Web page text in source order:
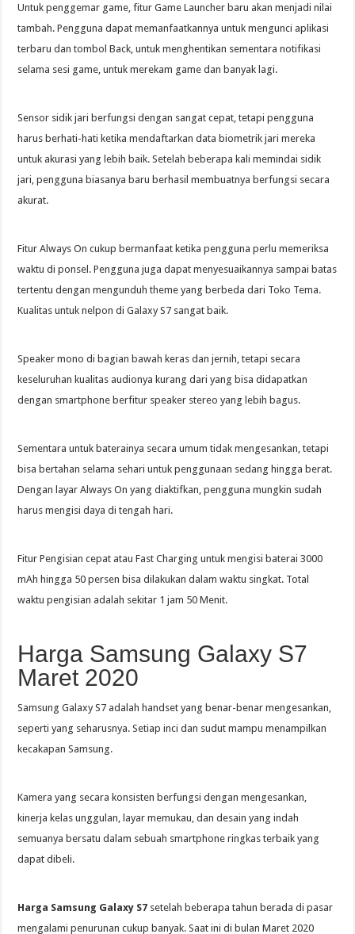
Untuk penggemar game, fitur Game Launcher baru akan menjadi nilai
tambah. Pengguna dapat memanfaatkannya untuk mengunci aplikasi
terbaru dan tombol Back, untuk menghentikan sementara notifikasi
selama sesi game, untuk merekam game dan banyak lagi.
Sensor sidik jari berfungsi dengan sangat cepat, tetapi pengguna
harus berhati-hati ketika mendaftarkan data biometrik jari mereka
untuk akurasi yang lebih baik. Setelah beberapa kali memindai sidik
jari, pengguna biasanya baru berhasil membuatnya berfungsi secara
akurat.
Fitur Always On cukup bermanfaat ketika pengguna perlu memeriksa
waktu di ponsel. Pengguna juga dapat menyesuaikannya sampai batas
tertentu dengan mengunduh theme yang berbeda dari Toko Tema.
Kualitas untuk nelpon di Galaxy S7 sangat baik.
Speaker mono di bagian bawah keras dan jernih, tetapi secara
keseluruhan kualitas audionya kurang dari yang bisa didapatkan
dengan smartphone berfitur speaker stereo yang lebih bagus.
Sementara untuk baterainya secara umum tidak mengesankan, tetapi
bisa bertahan selama sehari untuk penggunaan sedang hingga berat.
Dengan layar Always On yang diaktifkan, pengguna mungkin sudah
harus mengisi daya di tengah hari.
Fitur Pengisian cepat atau Fast Charging untuk mengisi baterai 3000
mAh hingga 50 persen bisa dilakukan dalam waktu singkat. Total
waktu pengisian adalah sekitar 1 jam 50 Menit.
Harga Samsung Galaxy S7
Maret 2020
Samsung Galaxy S7 adalah handset yang benar-benar mengesankan,
seperti yang seharusnya. Setiap inci dan sudut mampu menampilkan
kecakapan Samsung.
Kamera yang secara konsisten berfungsi dengan mengesankan,
kinerja kelas unggulan, layar memukau, dan desain yang indah
semuanya bersatu dalam sebuah smartphone ringkas terbaik yang
dapat dibeli.
Harga Samsung Galaxy S7 setelah beberapa tahun berada di pasar
mengalami penurunan cukup banyak. Saat ini di bulan Maret 2020